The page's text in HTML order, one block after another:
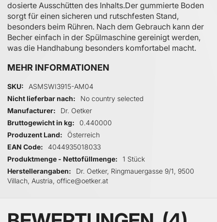
dosierte Ausschütten des Inhalts.​ Der gummierte Boden
sorgt für einen sicheren und rutschfesten Stand,
besonders beim Rühren. Nach dem Gebrauch kann der
Becher einfach in der Spülmaschine gereinigt werden,
was die Handhabung besonders komfortabel macht.​
MEHR INFORMATIONEN
Mehr Informationen
SKU
ASMSWI3915-AM04
Nicht lieferbar nach
No country selected
Manufacturer
Dr. Oetker
Bruttogewicht in kg
0.440000
Produzent Land
Österreich
EAN Code
4044935018033
Produktmenge - Nettofüllmenge
1 Stück
Herstellerangaben
Dr. Oetker, Ringmauergasse 9/1, 9500
Villach, Austria, office@oetker.at